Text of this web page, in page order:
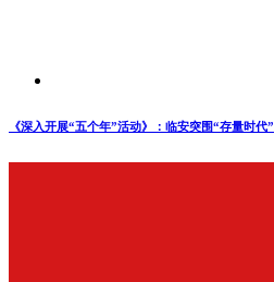
《深入开展“五个年”活动》：临安突围“存量时代”